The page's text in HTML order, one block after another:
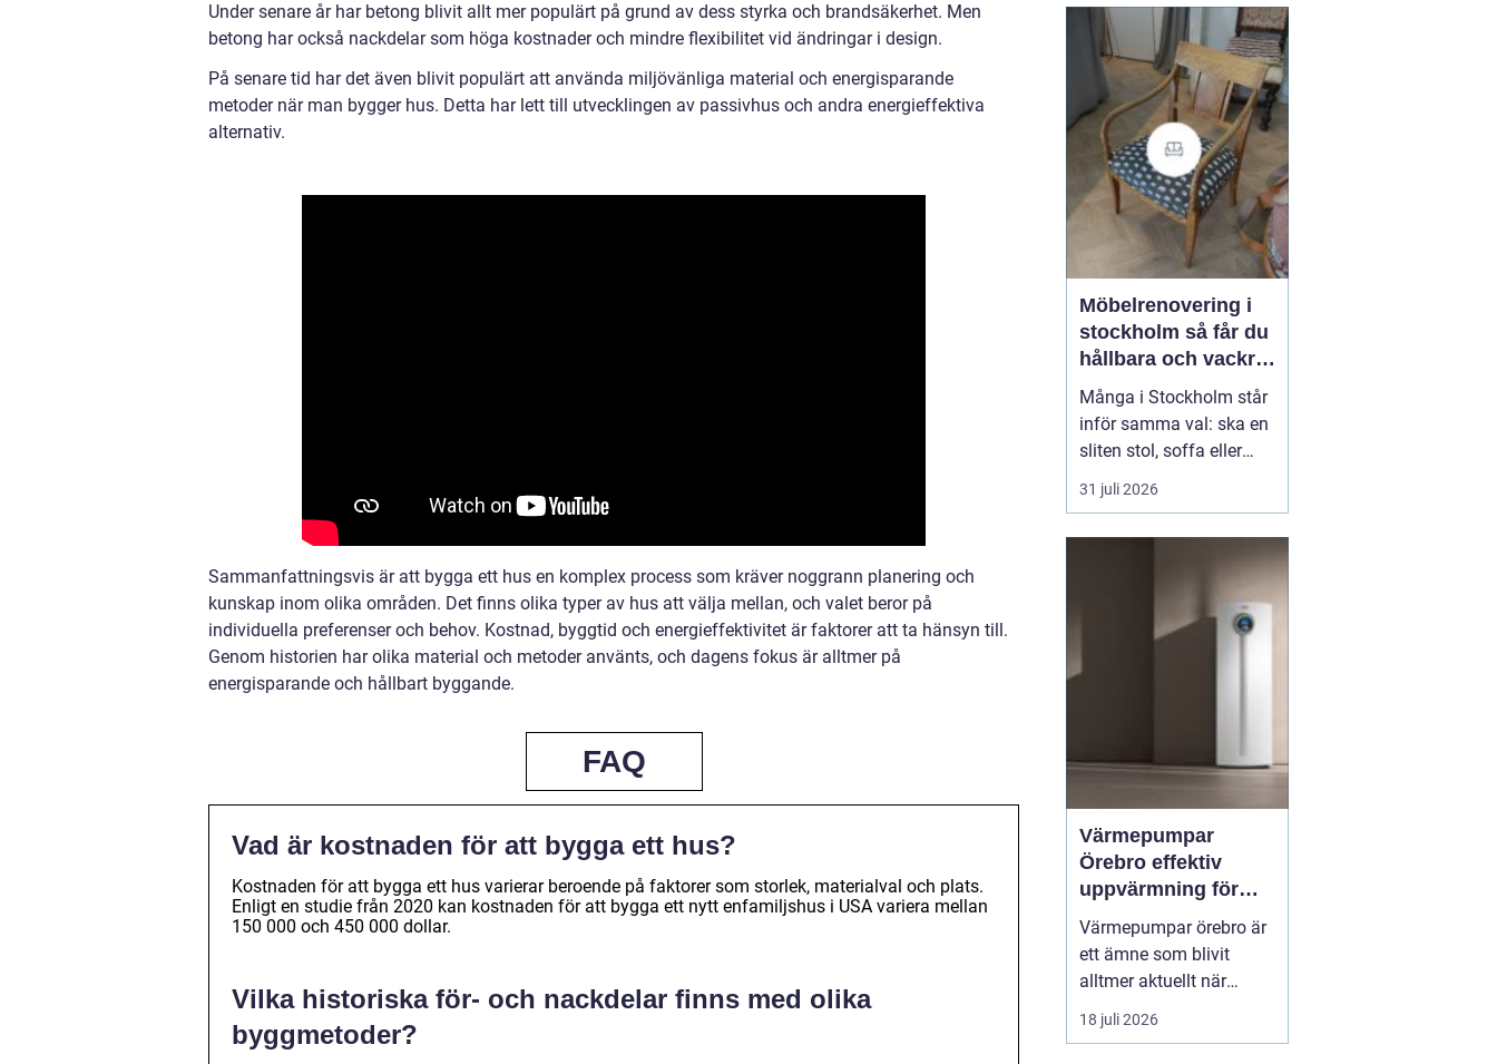
Under senare år har betong blivit allt mer populärt på grund av dess styrka och brandsäkerhet. Men
betong har också nackdelar som höga kostnader och mindre flexibilitet vid ändringar i design.
På senare tid har det även blivit populärt att använda miljövänliga material och energisparande
metoder när man bygger hus. Detta har lett till utvecklingen av passivhus och andra energieffektiva
alternativ.
Sammanfattningsvis är att bygga ett hus en komplex process som kräver noggrann planering och
kunskap inom olika områden. Det finns olika typer av hus att välja mellan, och valet beror på
individuella preferenser och behov. Kostnad, byggtid och energieffektivitet är faktorer att ta hänsyn till.
Genom historien har olika material och metoder använts, och dagens fokus är alltmer på
energisparande och hållbart byggande.
FAQ
Vad är kostnaden för att bygga ett hus?
Kostnaden för att bygga ett hus varierar beroende på faktorer som storlek, materialval och plats.
Enligt en studie från 2020 kan kostnaden för att bygga ett nytt enfamiljshus i USA variera mellan
150 000 och 450 000 dollar.
Vilka historiska för- och nackdelar finns med olika
byggmetoder?
renovering. Färg, rost,
smuts och gamla
beläggningar gör att
material åldras snabbare
och försämrar
slutresultatet vid
målning eller annan
behandling. Här31 juli
Möbelrenovering i
stockholm så får du
hållbara och vackra
möbler
Många i Stockholm står
inför samma val: ska en
sliten stol, soffa eller
fåtölj slängas, säljas
billigt eller renoveras?
möbelrenovering istället
för nyköp. Resultatet blir
ofta både mer personligt,
31 juli 2026
Värmepumpar
Örebro effektiv
uppvärmning för
hus och fastigheter
Värmepumpar örebro är
ett ämne som blivit
alltmer aktuellt när
energipriser stiger och
fler vill sänka sina
18 juli 2026